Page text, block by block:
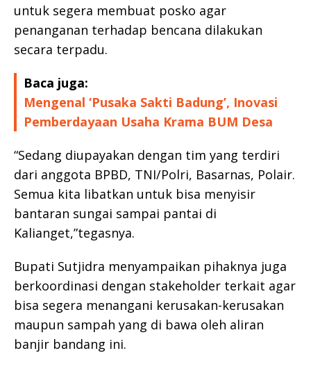
untuk segera membuat posko agar
penanganan terhadap bencana dilakukan
secara terpadu.
Baca juga:
Mengenal ‘Pusaka Sakti Badung’, Inovasi
Pemberdayaan Usaha Krama BUM Desa
“Sedang diupayakan dengan tim yang terdiri
dari anggota BPBD, TNI/Polri, Basarnas, Polair.
Semua kita libatkan untuk bisa menyisir
bantaran sungai sampai pantai di
Kalianget,”tegasnya.
Bupati Sutjidra menyampaikan pihaknya juga
berkoordinasi dengan stakeholder terkait agar
bisa segera menangani kerusakan-kerusakan
maupun sampah yang di bawa oleh aliran
banjir bandang ini.